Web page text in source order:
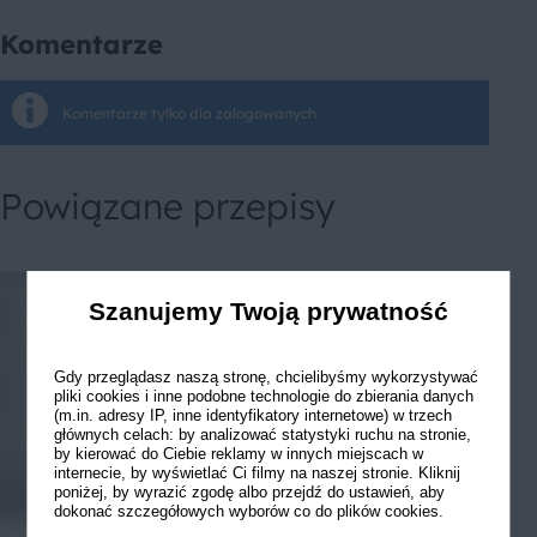
Komentarze
Komentarze tylko dla zalogowanych
Powiązane przepisy
Szanujemy Twoją prywatność
Gdy przeglądasz naszą stronę, chcielibyśmy wykorzystywać
pliki cookies i inne podobne technologie do zbierania danych
(m.in. adresy IP, inne identyfikatory internetowe) w trzech
głównych celach: by analizować statystyki ruchu na stronie,
by kierować do Ciebie reklamy w innych miejscach w
internecie, by wyświetlać Ci filmy na naszej stronie. Kliknij
poniżej, by wyrazić zgodę albo przejdź do ustawień, aby
dokonać szczegółowych wyborów co do plików cookies.